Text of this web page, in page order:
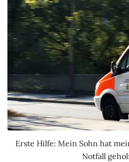
Erste Hilfe: Mein Sohn hat
Notfall